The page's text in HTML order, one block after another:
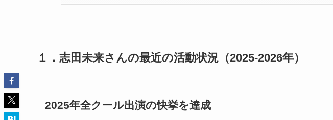
１．志田未来さんの最近の活動状況（2025-2026年）
2025年全クール出演の快挙を達成